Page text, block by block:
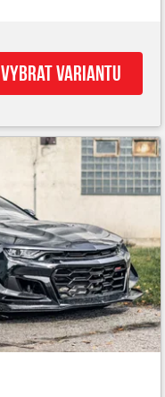
Vybrat variantu